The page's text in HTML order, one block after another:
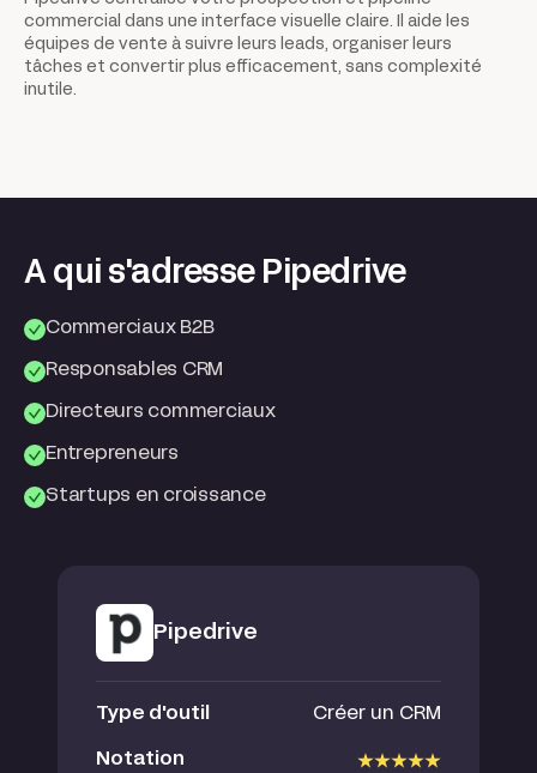
commercial dans une interface visuelle claire. Il aide les
équipes de vente à suivre leurs leads, organiser leurs
tâches et convertir plus efficacement, sans complexité
inutile.
A qui s'adresse Pipedrive
Commerciaux B2B
Responsables CRM
Directeurs commerciaux
Entrepreneurs
Startups en croissance
Pipedrive
Type d'outil Créer un CRM
Notation